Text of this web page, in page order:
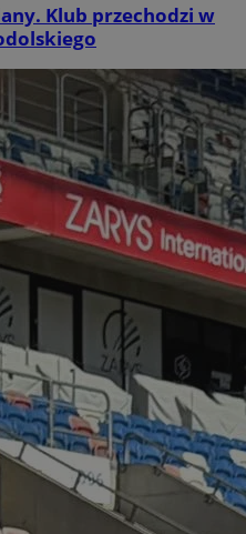
Klub przechodzi w